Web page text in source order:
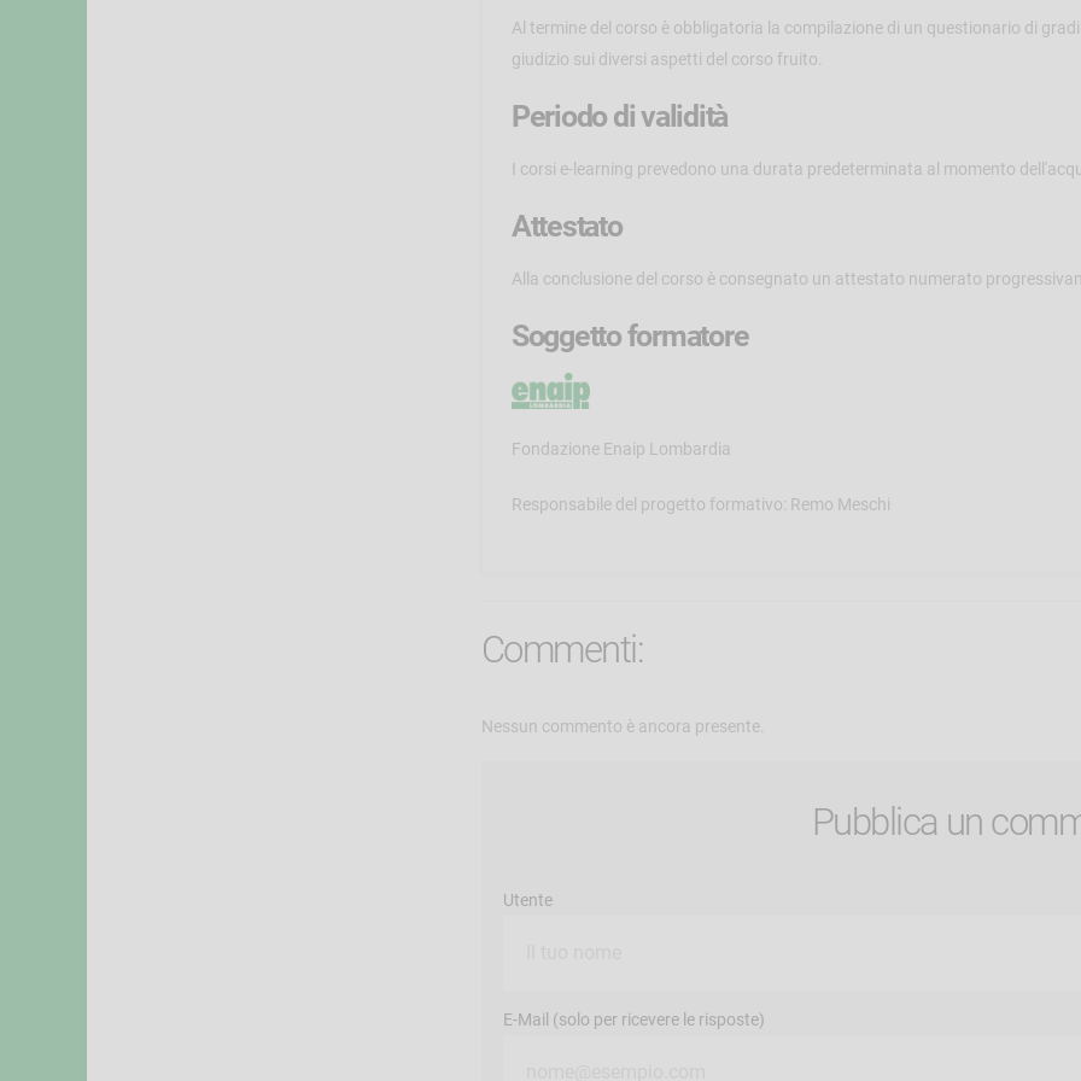
Al termine del corso è obbligatoria la compilazione di un questionario di
giudizio sui diversi aspetti del corso fruito.
Periodo di validità
I corsi e-learning prevedono una durata predeterminata al momento
Attestato
Alla conclusione del corso è consegnato un attestato numerato
Soggetto formatore
Fondazione Enaip Lombardia
Responsabile del progetto formativo: Remo Meschi
Commenti:
Nessun commento è ancora presente.
Pubblica un
Utente
E-Mail (solo per ricevere le risposte)